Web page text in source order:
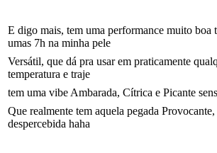
E digo mais, tem uma performance muito boa
umas 7h na minha pele
Versátil, que dá pra usar em praticamente
temperatura e traje
tem uma vibe Ambarada, Cítrica e Picante
Que realmente tem aquela pegada Provocante,
despercebida haha